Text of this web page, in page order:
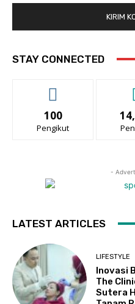
STAY CONNECTED
100
Pengikut
-
LATEST ARTICLES
LIFESTYLE
Inovasi
The
Sutera